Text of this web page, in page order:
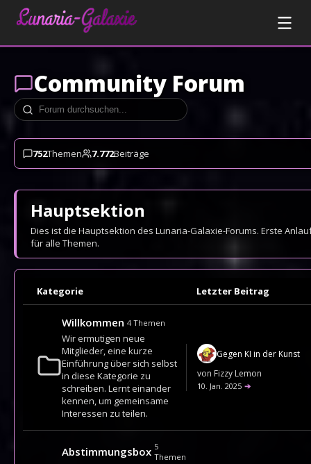
Community Forum
752Themen 7.772Beiträge
Hauptsektion
Dies ist die Hauptsektion des Lunaria-Galaxie-Forums. Erste
für alle Themen.
Kategorie Letzter Beitrag
Willkommen 4Themen
Wir ermutigen neue
Mitglieder, eine kurze
Einführung über sich selbst
in diese Kategorie zu
schreiben. Lernt einander
kennen, um gemeinsame
Interessen zu teilen.
Gegen KI in der Kunst
von Fizzy Lemon
10. Jan. 2025 ➔
Abstimmungsbox 5
Themen